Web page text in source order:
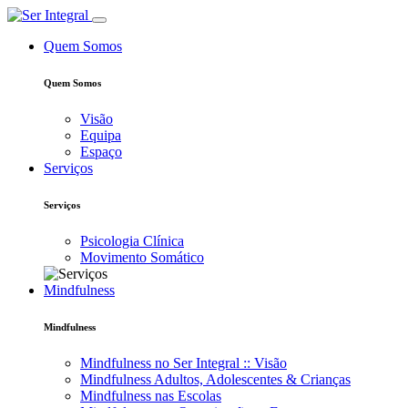
Quem Somos
Quem Somos
Visão
Equipa
Espaço
Serviços
Serviços
Psicologia Clínica
Movimento Somático
Mindfulness
Mindfulness
Mindfulness no Ser Integral :: Visão
Mindfulness Adultos, Adolescentes & Crianças
Mindfulness nas Escolas